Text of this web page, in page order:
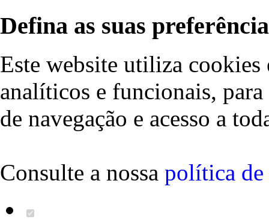
Defina as suas
Este website utiliza cookies
analíticos e funcionais,
de navegação e acesso a
Consulte a nossa política de